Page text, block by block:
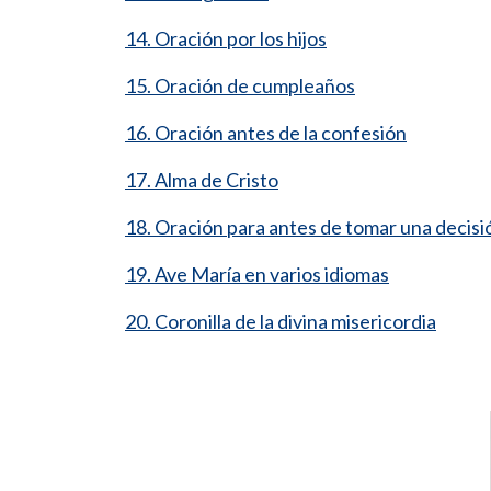
14. Oración por los hijos
15. Oración de cumpleaños
16. Oración antes de la confesión
17. Alma de Cristo
18. Oración para antes de tomar una
19. Ave María en varios idiomas
20. Coronilla de la divina misericordia